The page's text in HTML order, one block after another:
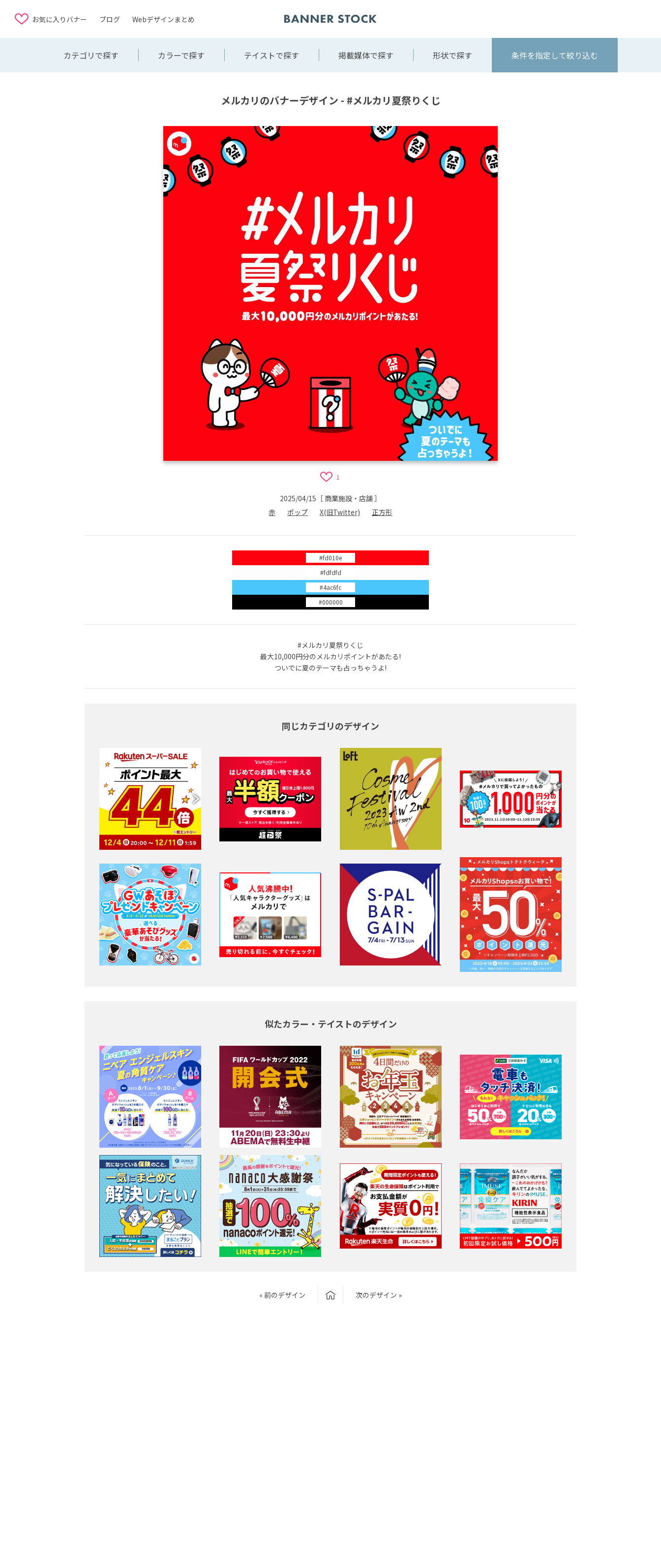
お気に入りバナー ブログ Webデザインまとめ
カテゴリで探す カラーで探す テイストで探す 掲載媒体で探す 形状で探す 条件を指定して絞り込む
メルカリのバナーデザイン - #メルカリ夏祭りくじ
1
2025/04/15 ［ 商業施設・店舗 ］
赤
ポップ X(旧Twitter) 正方形
#fd010e
#fdfdfd
#4ac6fc
#000000
#メルカリ夏祭りくじ
最大10,000円分のメルカリポイントがあたる!
ついでに夏のテーマも占っちゃうよ!
同じカテゴリのデザイン
似たカラー・テイストのデザイン
« 前のデザイン 次のデザイン »